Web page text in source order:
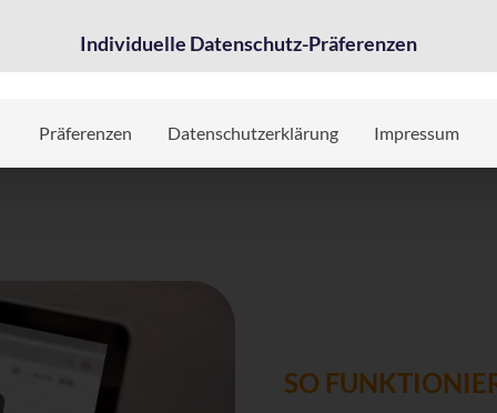
SO
Individuelle Datenschutz-Präferenzen
Präferenzen Datenschutzerklärung Impressum